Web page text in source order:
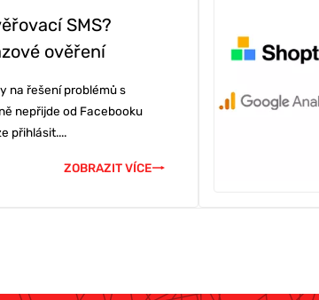
SMS?
ověření
na řešení problémů s
nepřijde od Facebooku
přihlásit....
ZOBRAZIT VÍCE